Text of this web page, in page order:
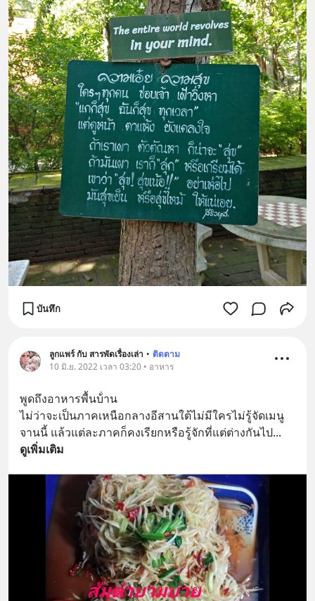
บันทึก
ลูกแพร์ กับ สารพัดเรื่องเล่า • ติดตาม
10 มิ.ย. 2022 เวลา 03:20 • อาหาร
พูดถึงอาหารพื้นบ้่าน
ไม่ว่าจะเป็นภาคเหนือกลางอีสานใต้ไม่มีใครไม่รู้จัดเมนู
จานนี้ แล้วแต่ละภาคก็คงเรียกหรือรู้จักที่แต่ต่างกันไป...
ดูเพิ่มเติม